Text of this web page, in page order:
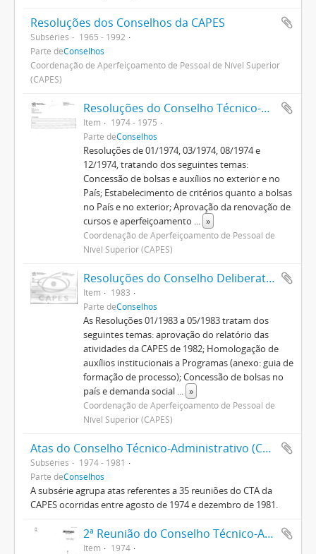
Resoluções dos Conselhos da CAPES
Subséries
1965 - 1992
Parte deConselhos
Coordenação de Aperfeiçoamento de Pessoal de Nível Superior
(CAPES)
Resoluções do Conselho Técnico-Administrativo (1974-1982)
Item
1974 - 1975
Parte deConselhos
Resoluções de 01/1974, 03/1974, 08/1974 e
12/1974, tratando dos seguintes temas:
Concessão de bolsas e auxílios no exterior e no
País; Estabelecimento de critérios quanto a bolsas
no País e no exterior; Aprovação da renovação de
cursos e aperfeiçoamento ... »
Coordenação de Aperfeiçoamento de Pessoal de
Nível Superior (CAPES)
Resoluções do Conselho Deliberativo (1982-1992)
Item
1983
Parte deConselhos
As Resoluções 01/1983 a 05/1983 tratam dos
seguintes temas: aprovação do relatório das
atividades da CAPES de 1982; Homologação de
auxílios institucionais a Programas (anexo: guia de
formação de processo); Concessão de bolsas no
país e demanda social ... »
Coordenação de Aperfeiçoamento de Pessoal de
Nível Superior (CAPES)
Atas do Conselho Técnico-Administrativo (CTA) 1974-1981
Subséries
1974 - 1981
Parte deConselhos
A subsérie agrupa atas referentes a 35 reuniões do CTA da
CAPES ocorridas entre agosto de 1974 e dezembro de 1981.
2ª Reunião do Conselho Técnico-Administrativo
Item
1974